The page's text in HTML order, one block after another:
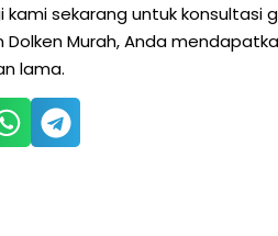
kami sekarang untuk
Dolken Murah, Anda
lama.